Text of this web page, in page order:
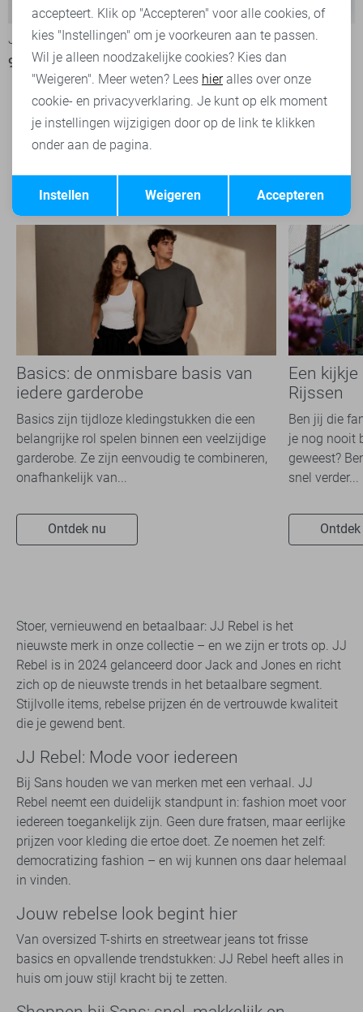
JJ Rebel Korte broek
9,00
17,99
JJ Rebel Jeans
1
12,50 24,99
Basics: de onmisbare basis van
iedere garderobe
Basics zijn tijdloze kledingstukken die een
belangrijke rol spelen binnen een veelzijdige
garderobe. Ze zijn eenvoudig te combineren,
onafhankelijk van...
Ontdek nu
Een
Rijssen
Ben jij die
je nog nooit
geweest?
snel verder...
Stoer, vernieuwend en betaalbaar: JJ Rebel is het
nieuwste merk in onze collectie – en we zijn er trots op. JJ
Rebel is in 2024 gelanceerd door Jack and Jones en richt
zich op de nieuwste trends in het betaalbare segment.
Stijlvolle items, rebelse prijzen én de vertrouwde kwaliteit
die je gewend bent.
JJ Rebel: Mode voor iedereen
Bij Sans houden we van merken met een verhaal. JJ
Rebel neemt een duidelijk standpunt in: fashion moet voor
iedereen toegankelijk zijn. Geen dure fratsen, maar eerlijke
prijzen voor kleding die ertoe doet. Ze noemen het zelf:
democratizing fashion – en wij kunnen ons daar helemaal
in vinden.
Jouw rebelse look begint hier
Van oversized T-shirts en streetwear jeans tot frisse
basics en opvallende trendstukken: JJ Rebel heeft alles in
huis om jouw stijl kracht bij te zetten.
Terug Opslaan
accepteert. Klik op "Accepteren" voor alle cookies, of
kies "Instellingen" om je voorkeuren aan te passen.
Wil je alleen noodzakelijke cookies? Kies dan
"Weigeren". Meer weten? Lees hieralles over onze
cookie- en privacyverklaring. Je kunt op elk moment
je instellingen wijzigigen door op de link te klikken
onder aan de pagina.
Accepteren
Weigeren
Instellen